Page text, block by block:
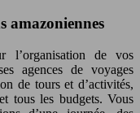
amazoniennes
l’organisation de vos
agences de voyages
de tours et d’activités,
tous les budgets. Vous